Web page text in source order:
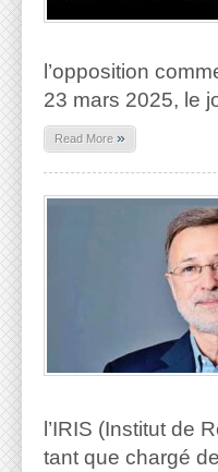
l’opposition
23 mars 2025, le
Read More »
l’IRIS (Institut de
tant que chargé